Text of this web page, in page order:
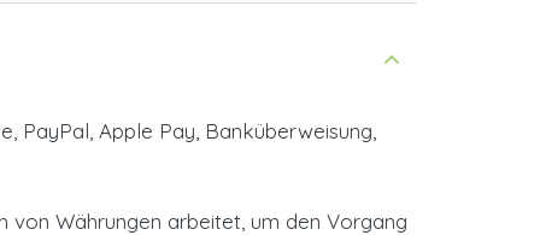
PayPal, Apple Pay, Banküberweisung,
von Währungen arbeitet, um den Vorgang